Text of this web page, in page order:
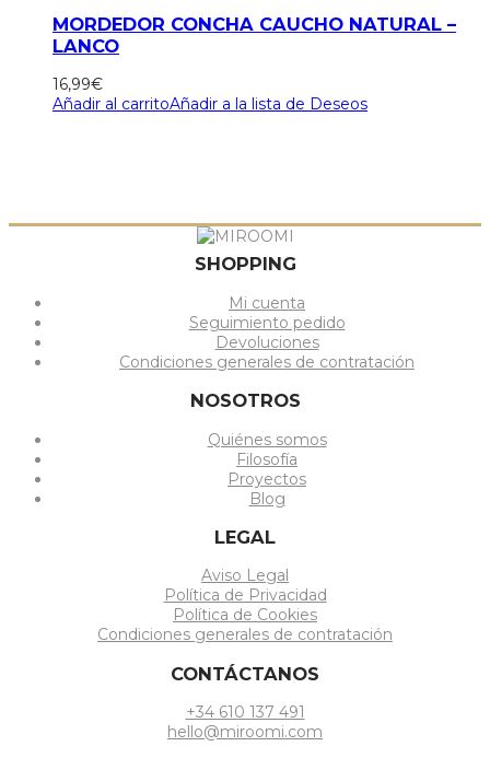
MORDEDOR CONCHA CAUCHO NATURAL –
LANCO
16,99€
Añadir al carritoAñadir a la lista de Deseos
SHOPPING
Mi cuenta
Seguimiento pedido
Devoluciones
Condiciones generales de contratación
NOSOTROS
Quiénes somos
Filosofía
Proyectos
Blog
LEGAL
Aviso Legal
Política de Privacidad
Política de Cookies
Condiciones generales de contratación
CONTÁCTANOS
+34 610 137 491
hello@miroomi.com